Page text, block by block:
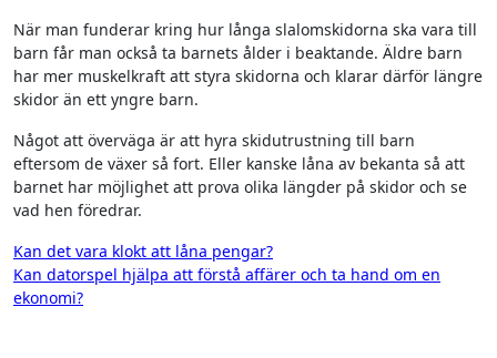
När man funderar kring hur långa slalomskidorna ska vara till
barn får man också ta barnets ålder i beaktande. Äldre barn
har mer muskelkraft att styra skidorna och klarar därför längre
skidor än ett yngre barn.
Något att överväga är att hyra skidutrustning till barn
eftersom de växer så fort. Eller kanske låna av bekanta så att
barnet har möjlighet att prova olika längder på skidor och se
vad hen föredrar.
Inläggsnavigering
Kan det vara klokt att låna pengar?
Kan datorspel hjälpa att förstå affärer och ta hand om en
ekonomi?